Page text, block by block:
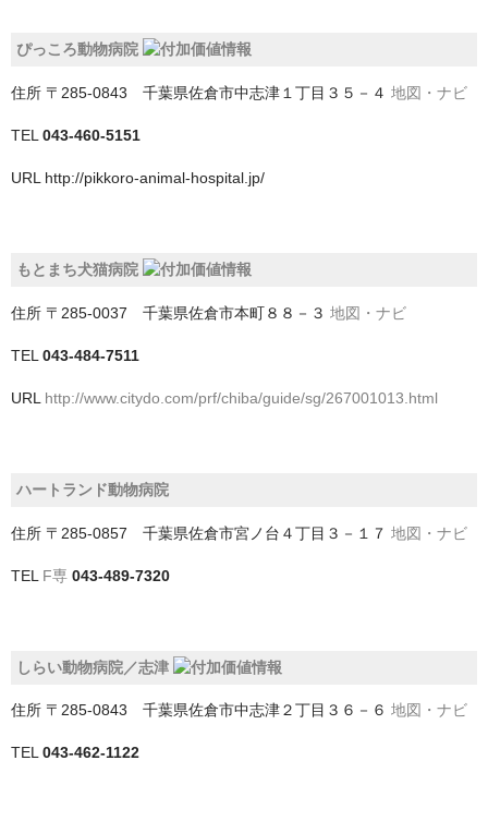
南埼玉郡宮代町
所沢市
日高市
朝霞市
本庄市
ぴっころ動物病院
住所 〒285-0843 千葉県佐倉市中志津１丁目３５－４ 地図・ナビ
TEL 043-460-5151
URL http://pikkoro-animal-hospital.jp/
もとまち犬猫病院
住所 〒285-0037 千葉県佐倉市本町８８－３ 地図・ナビ
TEL 043-484-7511
URL http://www.citydo.com/prf/chiba/guide/sg/267001013.html
ハートランド動物病院
住所 〒285-0857 千葉県佐倉市宮ノ台４丁目３－１７ 地図・ナビ
TEL F専 043-489-7320
しらい動物病院／志津
住所 〒285-0843 千葉県佐倉市中志津２丁目３６－６ 地図・ナビ
TEL 043-462-1122